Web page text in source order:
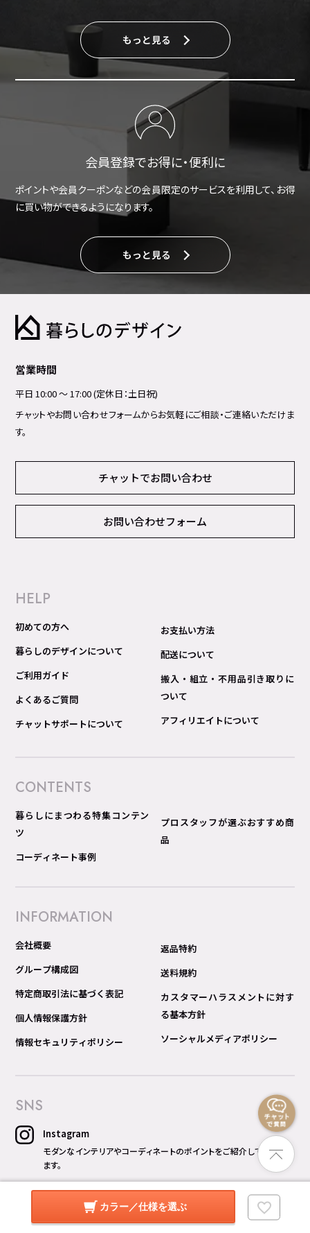
カラー／仕様を選ぶ
もっと見る
会員登録でお得に・便利に
ポイントや会員クーポンなどの会員限定のサービスを利用して、お得
に買い物ができるようになります。
もっと見る
営業時間
平日 10:00 ～ 17:00 (定休日：土日祝)
チャットやお問い合わせフォームからお気軽にご相談・ご連絡いただけま
す。
チャットでお問い合わせ
お問い合わせフォーム
HELP
初めての方へ
暮らしのデザインについて
ご利用ガイド
よくあるご質問
チャットサポートについて
お支払い方法
配送について
搬入・組立・不用品引き取りに
ついて
アフィリエイトについて
CONTENTS
暮らしにまつわる特集コンテン
ツ
コーディネート事例
プロスタッフが選ぶおすすめ商
品
INFORMATION
会社概要
グループ構成図
特定商取引法に基づく表記
個人情報保護方針
情報セキュリティポリシー
返品特約
送料規約
カスタマーハラスメントに対す
る基本方針
ソーシャルメディアポリシー
SNS
Instagram
モダンなインテリアやコーディネートのポイントをご紹介してい
ます。
X
撮影の裏話や、キャンペーン情報や新商品などの情報をお知ら
せしています。